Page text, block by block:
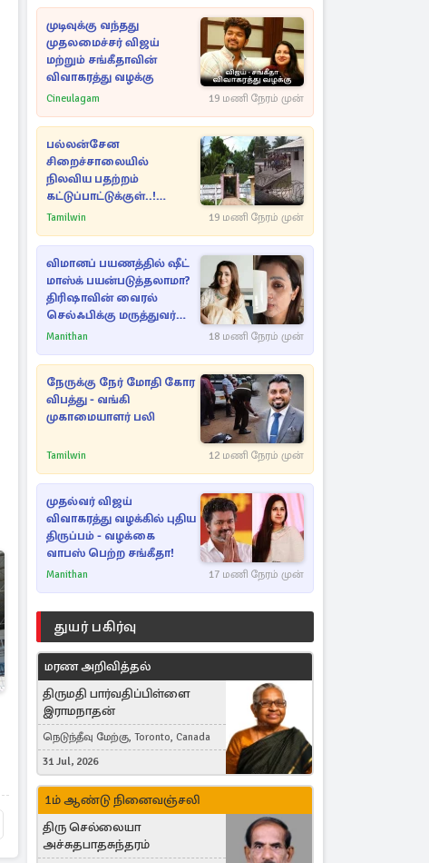
முடிவுக்கு வந்தது
முதலமைச்சர் விஜய்
மற்றும் சங்கீதாவின்
விவாகரத்து வழக்கு
Cineulagam 19 மணி நேரம் முன்
பல்லன்சேன
சிறைச்சாலையில்
நிலவிய பதற்றம்
கட்டுப்பாட்டுக்குள்..!
அதிரடியாக களமிறங்கிய
Tamilwin 19 மணி நேரம் முன்
விமானப் பயணத்தில் ஷீட்
மாஸ்க் பயன்படுத்தலாமா?
திரிஷாவின் வைரல்
செல்ஃபிக்கு மருத்துவர்
விளக்கம்
Manithan 18 மணி நேரம் முன்
நேருக்கு நேர் மோதி கோர
விபத்து - வங்கி
முகாமையாளர் பலி
Tamilwin 12 மணி நேரம் முன்
முதல்வர் விஜய்
விவாகரத்து வழக்கில் புதிய
திருப்பம் - வழக்கை
வாபஸ் பெற்ற சங்கீதா!
Manithan 17 மணி நேரம் முன்
துயர் பகிர்வு
மரண அறிவித்தல்
திருமதி பார்வதிப்பிள்ளை
இராமநாதன்
நெடுந்தீவு மேற்கு, Toronto, Canada
31 Jul, 2026
1ம் ஆண்டு நினைவஞ்சலி
திரு செல்லையா
அச்சுதபாதசுந்தரம்